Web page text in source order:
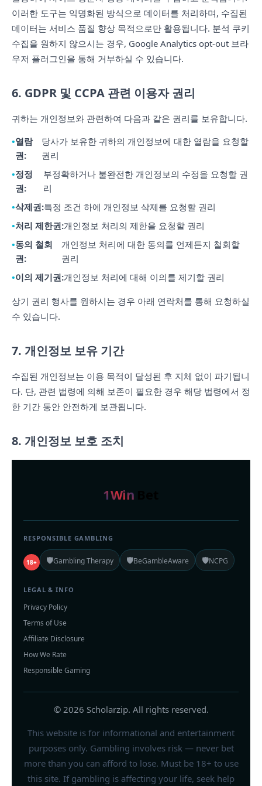
이러한 도구는 익명화된 방식으로 데이터를 처리하며, 수집된
데이터는 서비스 품질 향상 목적으로만 활용됩니다. 분석 쿠키
수집을 원하지 않으시는 경우, Google Analytics opt-out 브라
우저 플러그인을 통해 거부하실 수 있습니다.
6. GDPR 및 CCPA 관련 이용자 권리
귀하는 개인정보와 관련하여 다음과 같은 권리를 보유합니다.
열람
권:
당사가 보유한 귀하의 개인정보에 대한 열람을 요청할
권리
정정
권:
부정확하거나 불완전한 개인정보의 수정을 요청할 권
리
삭제권:특정 조건 하에 개인정보 삭제를 요청할 권리
처리 제한권:개인정보 처리의 제한을 요청할 권리
동의 철회
권:
개인정보 처리에 대한 동의를 언제든지 철회할
권리
이의 제기권:개인정보 처리에 대해 이의를 제기할 권리
상기 권리 행사를 원하시는 경우 아래 연락처를 통해 요청하실
수 있습니다.
7. 개인정보 보유 기간
수집된 개인정보는 이용 목적이 달성된 후 지체 없이 파기됩니
다. 단, 관련 법령에 의해 보존이 필요한 경우 해당 법령에서 정
한 기간 동안 안전하게 보관됩니다.
8. 개인정보 보호 조치
1Win
RESPONSIBLE GAMBLING
18+ 🛡️Gambling Therapy 🛡️BeGambleAware 🛡️NCPG
LEGAL & INFO
Privacy Policy
Terms of Use
Affiliate Disclosure
How We Rate
Responsible Gaming
© 2026 Scholarzip. All rights reserved.
This website is for informational and entertainment
purposes only. Gambling involves risk — never bet
more than you can afford to lose. Must be 18+ to use
this site. If gambling is affecting your life, seek help